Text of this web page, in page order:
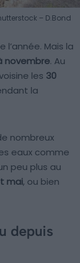
– D.Bond
Mais la
novembre. Au
les 30
la
nombreux
eaux comme
peu plus au
mai, ou bien
depuis